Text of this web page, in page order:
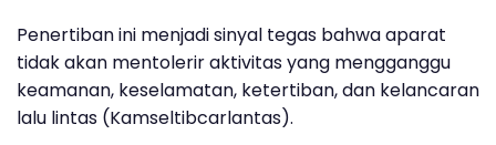
Penertiban ini menjadi sinyal tegas bahwa aparat
tidak akan mentolerir aktivitas yang mengganggu
keamanan, keselamatan, ketertiban, dan kelancaran
lalu lintas (Kamseltibcarlantas).